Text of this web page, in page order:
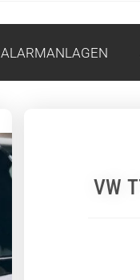
ALARMANLAGEN
VW